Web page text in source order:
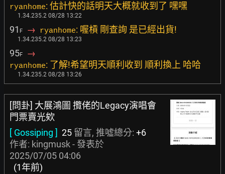
ryanhome: 估計快的話明天大概就收到了 嘿嘿
1.34.235.2 08/28 13:22
91 F → ryanhome: 喔槓 剛查詢 是已經出貨!
1.34.235.2 08/28 13:23
95F →
ryanhome: 了解!希望明天順利收到 順利換上 哈哈
1.34.235.2 08/28 13:26
[問卦] 大展鴻圖 攬佬的Legacy演唱會
門票賣光欸
[ Gossiping ] 25 留言, 推噓總分: +6
作者: kingmusk- 發表於
2025/07/05 04:06
(1年前)